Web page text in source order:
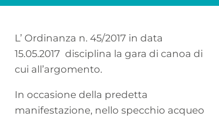
L’ Ordinanza n. 45/2017 in data
15.05.2017 disciplina la gara di canoa di
cui all’argomento.
In occasione della predetta
manifestazione, nello specchio acqueo